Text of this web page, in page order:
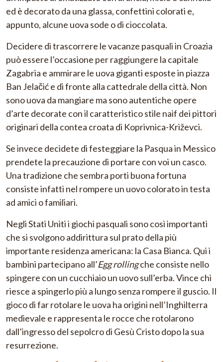
ed è decorato da una glassa, confettini colorati e,
appunto, alcune uova sode o di cioccolata.
Decidere di trascorrere le vacanze pasquali in Croazia
può essere l’occasione per raggiungere la capitale
Zagabria e ammirare le uova giganti esposte in piazza
Ban Jelačić e di fronte alla cattedrale della città. Non
sono uova da mangiare ma sono autentiche opere
d’arte decorate con il caratteristico stile naif dei pittori
originari della contea croata di Koprivnica-Križevci.
Se invece decidete di festeggiare la Pasqua in Messico
prendete la precauzione di portare con voi un casco.
Una tradizione che sembra porti buona fortuna
consiste infatti nel rompere un uovo colorato in testa
ad amici o familiari.
Negli Stati Uniti i giochi pasquali sono così importanti
che si svolgono addirittura sul prato della più
importante residenza americana: la Casa Bianca. Qui i
bambini partecipano all’Egg rollingche consiste nello
spingere con un cucchiaio un uovo sull’erba. Vince chi
riesce a spingerlo più a lungo senza rompere il guscio. Il
gioco di far rotolare le uova ha origini nell’Inghilterra
medievale e rappresenta le rocce che rotolarono
dall’ingresso del sepolcro di Gesù Cristo dopo la sua
resurrezione.